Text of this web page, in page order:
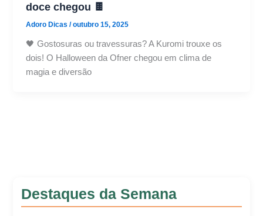
doce chegou 🍫
Adoro Dicas/outubro 15, 2025
🖤 Gostosuras ou travessuras? A Kuromi trouxe os
dois! O Halloween da Ofner chegou em clima de
magia e diversão
Destaques da Semana